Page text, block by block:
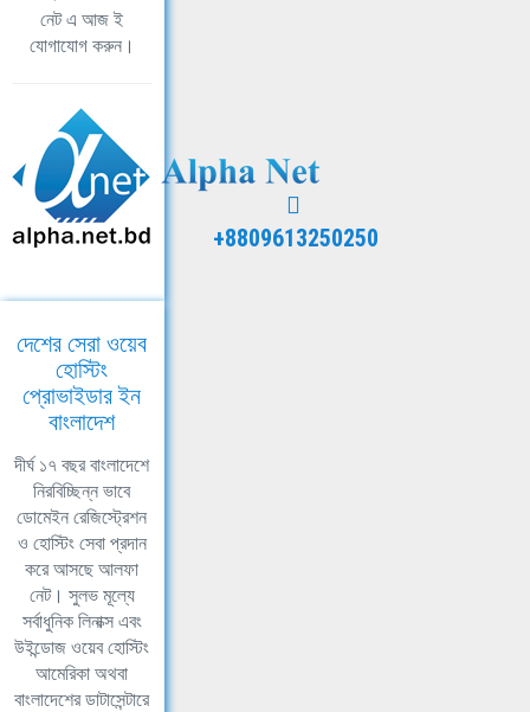
নেট এ আজ ই
যোগাযোগ করুন।
+8809613250250
দেশের সেরা ওয়েব
হোস্টিং
প্রোভাইডার ইন
বাংলাদেশ
দীর্ঘ ১৭ বছর বাংলাদেশে
নিরবিচ্ছিন্ন ভাবে
ডোমেইন রেজিস্ট্রেশন
ও হোস্টিং সেবা প্রদান
করে আসছে আলফা
নেট। সুলভ মূল্যে
সর্বাধুনিক লিনাক্স এবং
উইন্ডোজ ওয়েব হোস্টিং
আমেরিকা অথবা
বাংলাদেশের ডাটাসেন্টারে